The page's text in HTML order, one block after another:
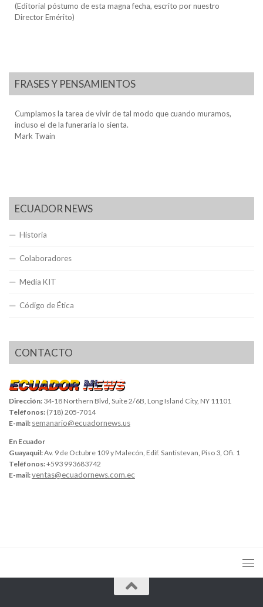
(Editorial póstumo de esta magna fecha, escrito por nuestro
Director Emérito)
FRASES Y PENSAMIENTOS
Cumplamos la tarea de vivir de tal modo que cuando muramos,
incluso el de la funeraria lo sienta.
Mark Twain
ECUADOR NEWS
Historia
Colaboradores
Media KIT
Código de Ética
CONTACTO
Dirección: 34-18 Northern Blvd, Suite 2/6B, Long Island City, NY 11101
Teléfonos: (718) 205-7014
E-mail: semanario@ecuadornews.us
En Ecuador
Guayaquil:Av. 9 de Octubre 109 y Malecón, Edif. Santistevan, Piso 3, Ofi. 1
Teléfonos:+593 993683742
E-mail:ventas@ecuadornews.com.ec